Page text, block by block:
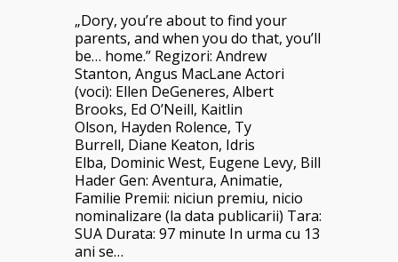
„Dory, you’re about to find your
parents, and when you do that, you’ll
be… home.” Regizori: Andrew
Stanton, Angus MacLane Actori
(voci): Ellen DeGeneres, Albert
Brooks, Ed O’Neill, Kaitlin
Olson, Hayden Rolence, Ty
Burrell, Diane Keaton, Idris
Elba, Dominic West, Eugene Levy, Bill
Hader Gen: Aventura, Animatie,
Familie Premii: niciun premiu, nicio
nominalizare (la data publicarii) Tara:
SUA Durata: 97 minute In urma cu 13
ani se…